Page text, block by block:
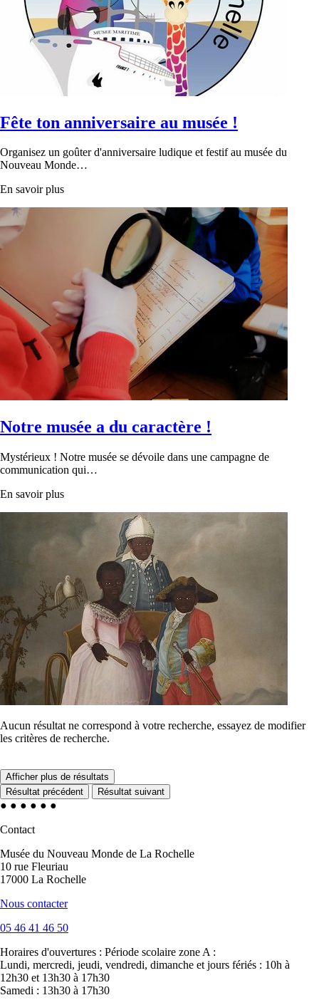
Fête ton anniversaire au musée !
Organisez un goûter d'anniversaire ludique et festif au musée du
Nouveau Monde…
En savoir plus
Notre musée a du caractère !
Mystérieux ! Notre musée se dévoile dans une campagne de
communication qui…
En savoir plus
Aucun résultat ne correspond à votre recherche, essayez de modifier
les critères de recherche.
Afficher plus de résultats
Résultat précédent
Résultat suivant
● ● ● ● ● ●
Contact
Musée du Nouveau Monde de La Rochelle
10 rue Fleuriau
17000 La Rochelle
Nous contacter
05 46 41 46 50
Horaires d'ouvertures : Période scolaire zone A :
Lundi, mercredi, jeudi, vendredi, dimanche et jours fériés : 10h à
12h30 et 13h30 à 17h30
Samedi : 13h30 à 17h30